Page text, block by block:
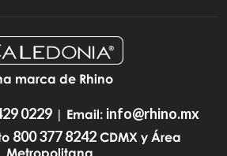
marca de Rhino
0229| Email: info@rhino.mx
800 377 8242CDMX y Área
Metropolitana